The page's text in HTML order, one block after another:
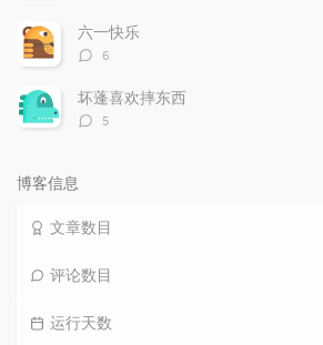
数：
六一快乐
评
数：
6
坏蓬喜欢摔东西
评
5
博客信息
文章数目
评论数目
运行天数